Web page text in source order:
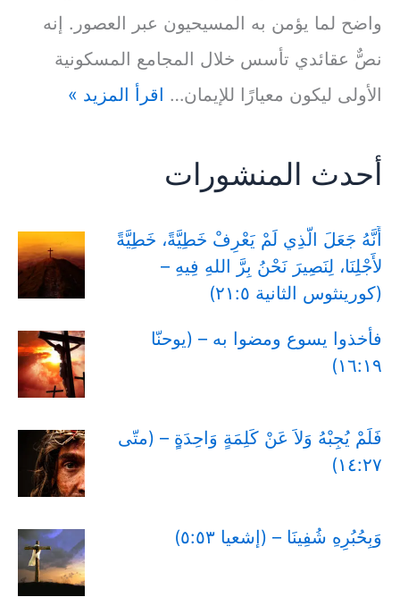
واضح لما يؤمن به المسيحيون عبر العصور. إنه
نصٌّ عقائدي تأسس خلال المجامع المسكونية
الأولى ليكون معيارًا للإيمان…اقرأ المزيد »
أحدث المنشورات
أَنَّهُ جَعَلَ الَّذِي لَمْ يَعْرِفْ خَطِيَّةً، خَطِيَّةً
لأَجْلِنَا، لِنَصِيرَ نَحْنُ بِرَّ اللهِ فِيهِ –
(كورينثوس الثانية ٢١:٥)
فأخذوا يسوع ومضوا به – (يوحنّا
١٦:١٩)
فَلَمْ يُجِبْهُ وَلاَ عَنْ كَلِمَةٍ وَاحِدَةٍِ – (متّى
١٤:٢٧)
وَبِحُبُرِهِ شُفِينَا – (إشعيا ٥:٥٣)